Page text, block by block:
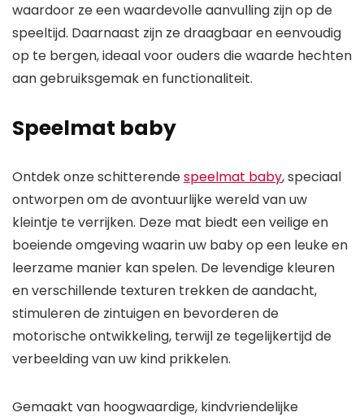
waardoor ze een waardevolle aanvulling zijn op de
speeltijd. Daarnaast zijn ze draagbaar en eenvoudig
op te bergen, ideaal voor ouders die waarde hechten
aan gebruiksgemak en functionaliteit.
Speelmat baby
Ontdek onze schitterendespeelmat baby, speciaal
ontworpen om de avontuurlijke wereld van uw
kleintje te verrijken. Deze mat biedt een veilige en
boeiende omgeving waarin uw baby op een leuke en
leerzame manier kan spelen. De levendige kleuren
en verschillende texturen trekken de aandacht,
stimuleren de zintuigen en bevorderen de
motorische ontwikkeling, terwijl ze tegelijkertijd de
verbeelding van uw kind prikkelen.
Gemaakt van hoogwaardige, kindvriendelijke